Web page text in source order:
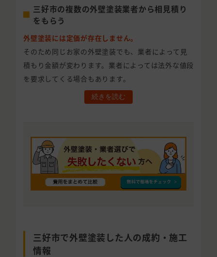
三好市の複数の外壁塗装業者から相見積り
をもらう
外壁塗装には定価が存在しません。
そのため同じお家の外壁塗装でも、業者によって見
積もり金額が変わります。業者によっては法外な値段
を要求してくる場合もあります。
続きを読む
三好市で外壁塗装した人の成約・施工
情報